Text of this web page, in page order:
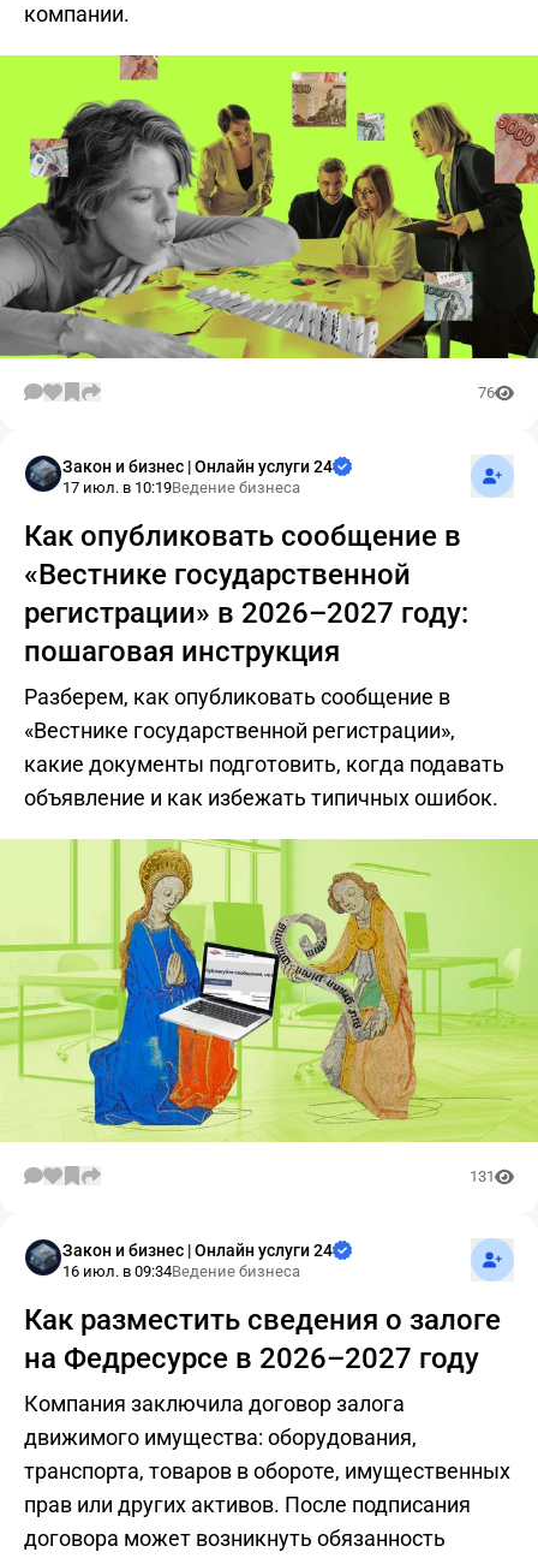
компании.
76
Закон и бизнес | Онлайн услуги 24
17 июл. в 10:19Ведение бизнеса
Как опубликовать сообщение в
«Вестнике государственной
регистрации» в 2026–2027 году:
пошаговая инструкция
Разберем, как опубликовать сообщение в
«Вестнике государственной регистрации»,
какие документы подготовить, когда подавать
объявление и как избежать типичных ошибок.
131
Закон и бизнес | Онлайн услуги 24
16 июл. в 09:34Ведение бизнеса
Как разместить сведения о залоге
на Федресурсе в 2026–2027 году
Компания заключила договор залога
движимого имущества: оборудования,
транспорта, товаров в обороте, имущественных
прав или других активов. После подписания
договора может возникнуть обязанность